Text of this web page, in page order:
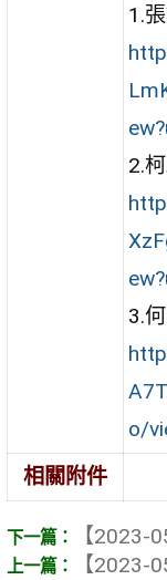
1.
2.
3.
o/
相關附件
【2023-
【2023-